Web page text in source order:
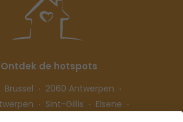
Ontdek de hotspots
Brussel
2060 Antwerpen
Sint-Gillis
Elsene